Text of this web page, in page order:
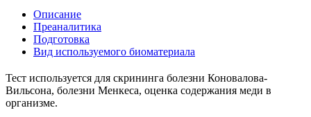
Описание
Преаналитика
Подготовка
Вид используемого биоматериала
Тест используется для скрининга болезни Коновалова-
Вильсона, болезни Менкеса, оценка содержания меди в
организме.